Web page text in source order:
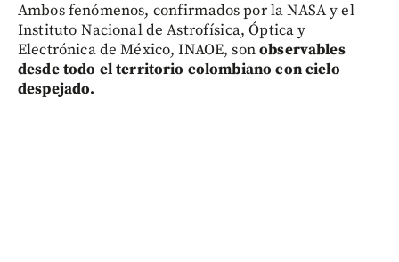
Ambos fenómenos, confirmados por la NASA y el
Instituto Nacional de Astrofísica, Óptica y
Electrónica de México, INAOE, sonobservables
desde todo el territorio colombiano con cielo
despejado.